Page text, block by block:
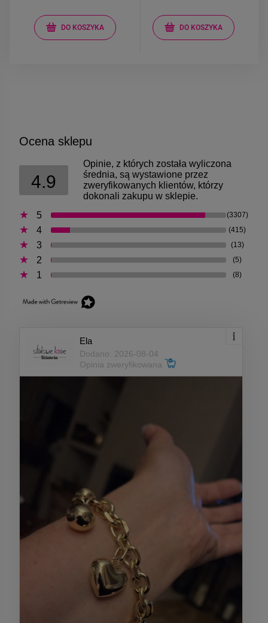
DO KOSZYKA DO KOSZYKA
Ocena sklepu
4.9
Opinie, z których została wyliczona
średnia, są wystawione przez
zweryfikowanych klientów, którzy
dokonali zakupu w sklepie.
5
(3307)
4 (415)
3 (13)
2 (5)
1 (8)
Ela
Dodano: 2026-08-04
Opinia zweryfikowana